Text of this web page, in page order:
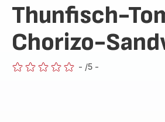
Thunfisch-
Chorizo-
- /5 -